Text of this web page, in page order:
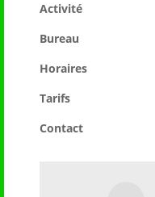
Activité
Bureau
Horaires
Tarifs
Contact